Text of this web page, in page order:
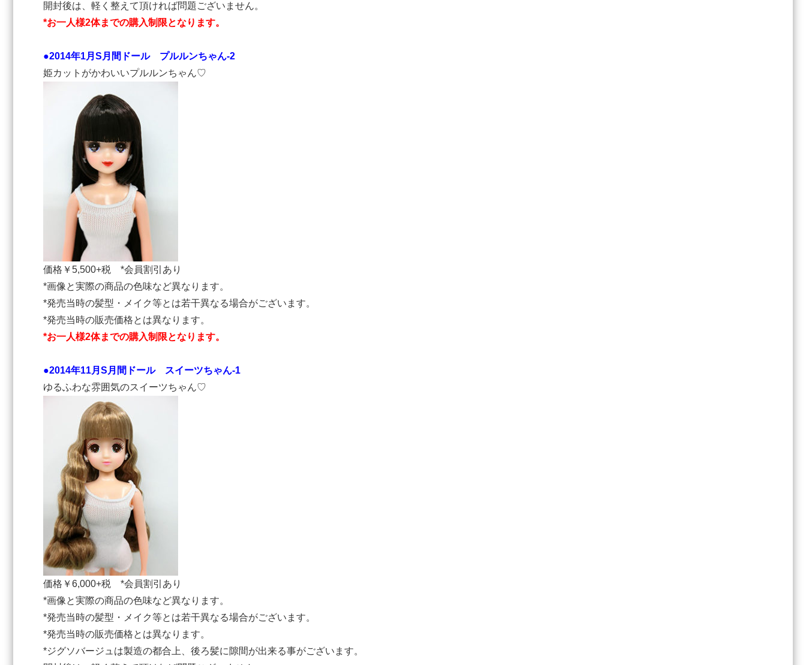
開封後は、軽く整えて頂ければ問題ございません。
*お一人様2体までの購入制限となります。
●2014年1月S月間ドール プルルンちゃん-2
姫カットがかわいいプルルンちゃん♡
価格￥5,500+税 *会員割引あり
*画像と実際の商品の色味など異なります。
*発売当時の髪型・メイク等とは若干異なる場合がございます。
*発売当時の販売価格とは異なります。
*お一人様2体までの購入制限となります。
●2014年11月S月間ドール スイーツちゃん-1
ゆるふわな雰囲気のスイーツちゃん♡
価格￥6,000+税 *会員割引あり
*画像と実際の商品の色味など異なります。
*発売当時の髪型・メイク等とは若干異なる場合がございます。
*発売当時の販売価格とは異なります。
*ジグソバージュは製造の都合上、後ろ髪に隙間が出来る事がございます。